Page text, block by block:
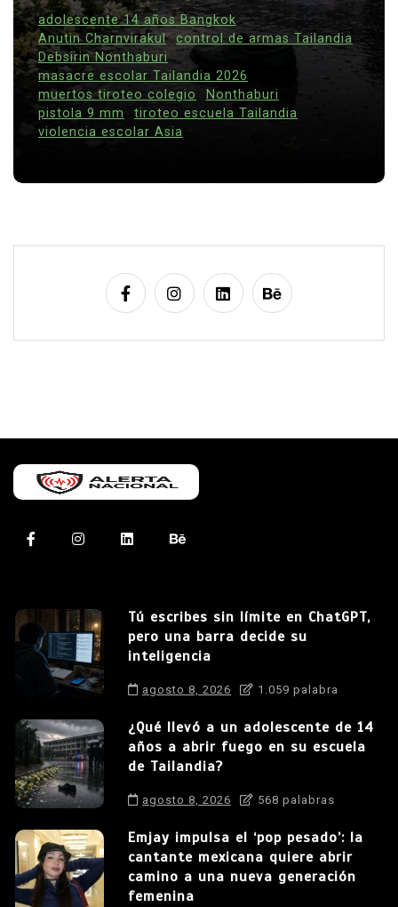
adolescente 14 años Bangkok
Anutin Charnvirakul
control de armas Tailandia
Debsirin Nonthaburi
masacre escolar Tailandia 2026
muertos tiroteo colegio
Nonthaburi
pistola 9 mm
tiroteo escuela Tailandia
violencia escolar Asia
Tú escribes sin límite en ChatGPT,
pero una barra decide su
inteligencia
agosto 8, 2026 1.059 palabra
¿Qué llevó a un adolescente de 14
años a abrir fuego en su escuela
de Tailandia?
agosto 8, 2026 568 palabras
Emjay impulsa el ‘pop pesado’: la
cantante mexicana quiere abrir
camino a una nueva generación
femenina